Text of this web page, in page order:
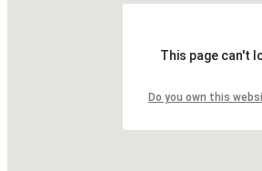
This page can't
Do you own this